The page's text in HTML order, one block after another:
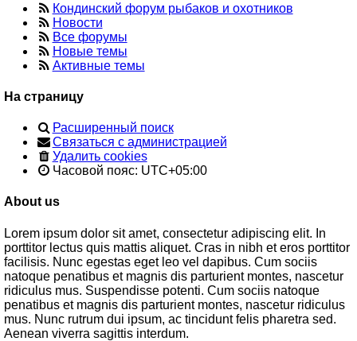
Кондинский форум рыбаков и охотников
Новости
Все форумы
Новые темы
Активные темы
На страницу
Расширенный поиск
Связаться с администрацией
Удалить cookies
Часовой пояс: UTC+05:00
About us
Lorem ipsum dolor sit amet, consectetur adipiscing elit. In
porttitor lectus quis mattis aliquet. Cras in nibh et eros porttitor
facilisis. Nunc egestas eget leo vel dapibus. Cum sociis
natoque penatibus et magnis dis parturient montes, nascetur
ridiculus mus. Suspendisse potenti. Cum sociis natoque
penatibus et magnis dis parturient montes, nascetur ridiculus
mus. Nunc rutrum dui ipsum, ac tincidunt felis pharetra sed.
Aenean viverra sagittis interdum.